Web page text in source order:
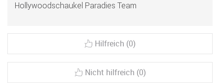
Hollywoodschaukel Paradies Team
Hilfreich (0)
Nicht hilfreich (0)